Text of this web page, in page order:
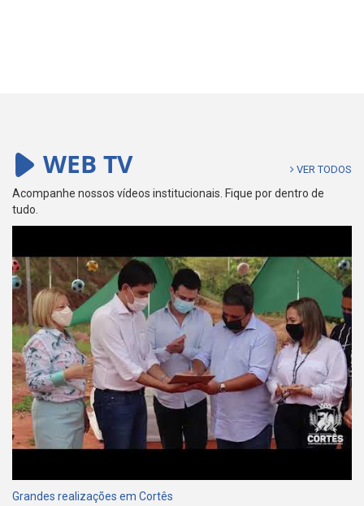
WEB TV VER TODOS
Acompanhe nossos vídeos institucionais. Fique por dentro de
tudo.
Grandes realizações em Cortês